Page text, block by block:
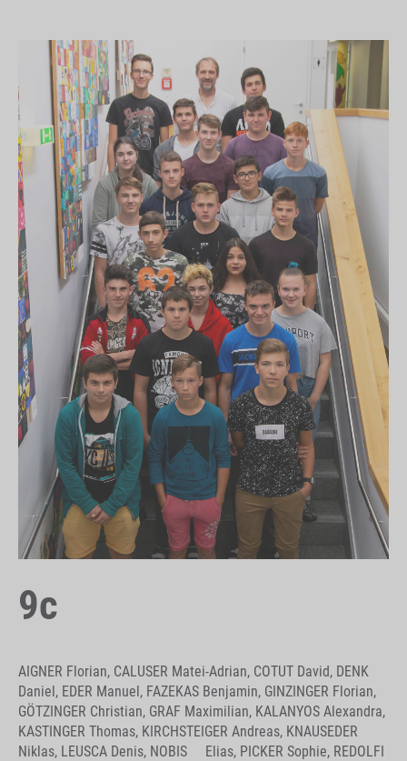
9c
AIGNER Florian, CALUSER Matei-Adrian, COTUT David, DENK
Daniel, EDER Manuel, FAZEKAS Benjamin, GINZINGER Florian,
GÖTZINGER Christian, GRAF Maximilian, KALANYOS Alexandra,
KASTINGER Thomas, KIRCHSTEIGER Andreas, KNAUSEDER
Niklas, LEUSCA Denis, NOBIS Elias, PICKER Sophie, REDOLFI